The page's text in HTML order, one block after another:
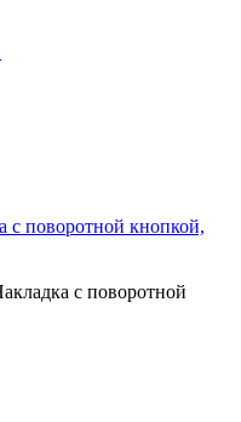
с поворотной